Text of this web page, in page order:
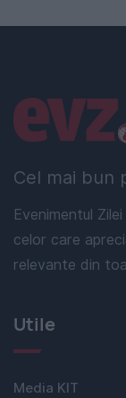
Cel mai bun
Evenimentul
celor care
relevante din
Linkuri utile
Utile
Media KIT